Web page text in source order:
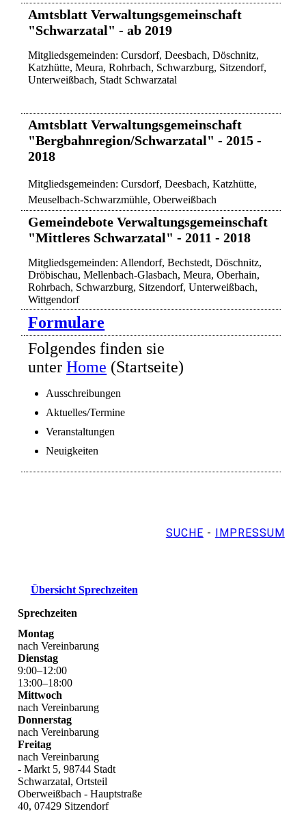
Amtsblatt Verwaltungsgemeinschaft
"Schwarzatal" - ab 2019
Mitgliedsgemeinden: Cursdorf, Deesbach, Döschnitz,
Katzhütte, Meura, Rohrbach, Schwarzburg, Sitzendorf,
Unterweißbach, Stadt Schwarzatal
Amtsblatt Verwaltungsgemeinschaft
"Bergbahnregion/Schwarzatal" - 2015 -
2018
Mitgliedsgemeinden: Cursdorf, Deesbach, Katzhütte,
Meuselbach-Schwarzmühle, Oberweißbach
Gemeindebote Verwaltungsgemeinschaft
"Mittleres Schwarzatal" - 2011 - 2018
Mitgliedsgemeinden: Allendorf, Bechstedt,Döschnitz,
Dröbischau, Mellenbach-Glasbach, Meura, Oberhain,
Rohrbach, Schwarzburg, Sitzendorf, Unterweißbach,
Wittgendorf
Formulare
Folgendes finden sie
unterHome (Startseite)
Ausschreibungen
Aktuelles/Termine
Veranstaltungen
Neuigkeiten
SUCHE - IMPRESSUM
Übersicht Sprechzeiten
Sprechzeiten
Montag
nach Vereinbarung
Dienstag
9:00–12:00
13:00–18:00
Mittwoch
nach Vereinbarung
Donnerstag
nach Vereinbarung
Freitag
nach Vereinbarung
- Markt 5, 98744 Stadt
Schwarzatal, Ortsteil
Oberweißbach - Hauptstraße
40, 07429 Sitzendorf